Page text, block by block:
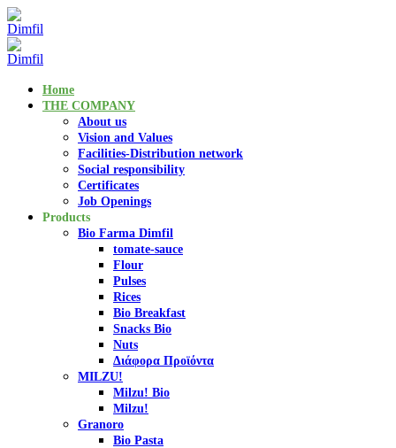
Home
THE COMPANY
About us
Vision and Values
Facilities-Distribution network
Social responsibility
Certificates
Job Openings
Products
Bio Farma Dimfil
tomate-sauce
Flour
Pulses
Rices
Bio Breakfast
Snacks Bio
Nuts
Διάφορα Προϊόντα
MILZU!
Milzu! Bio
Milzu!
Granoro
Bio Pasta